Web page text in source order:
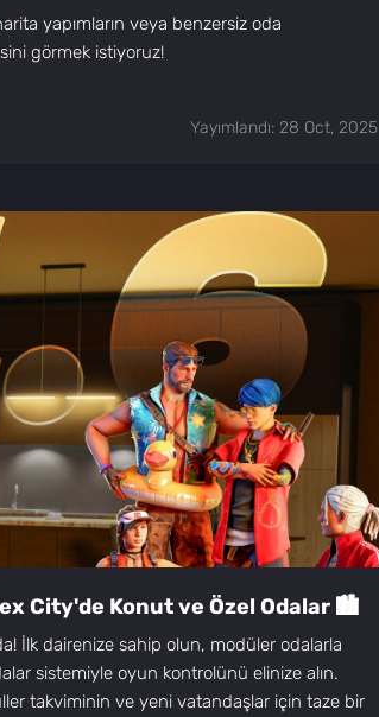
yapımların veya benzersiz oda
görmek istiyoruz!
Yayımlandı: 28 Oct, 2025
City'de Konut ve Özel Odalar 🏙️
İlk dairenize sahip olun, modüler odalarla
sistemiyle oyun kontrolünü elinize alın.
takviminin ve yeni vatandaşlar için taze bir